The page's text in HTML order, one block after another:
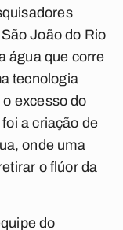
João do Rio
água que corre
tecnologia
excesso do
a criação de
onde uma
o flúor da
do